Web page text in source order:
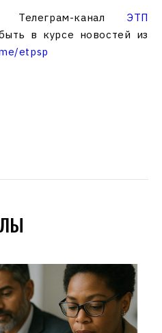
Телеграм-каналЭТП
в курсе новостей из
etpsp